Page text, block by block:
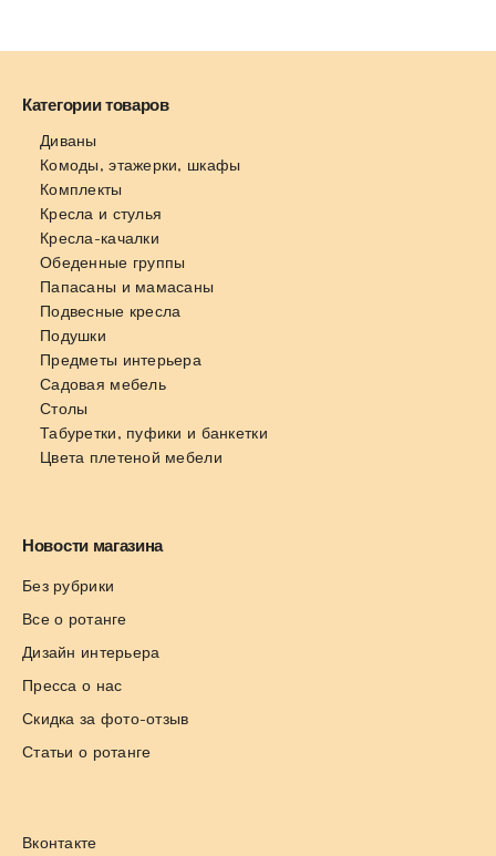
Категории товаров
Диваны
Комоды, этажерки, шкафы
Комплекты
Кресла и стулья
Кресла-качалки
Обеденные группы
Папасаны и мамасаны
Подвесные кресла
Подушки
Предметы интерьера
Садовая мебель
Столы
Табуретки, пуфики и банкетки
Цвета плетеной мебели
Новости магазина
Без рубрики
Все о ротанге
Дизайн интерьера
Пресса о нас
Скидка за фото-отзыв
Статьи о ротанге
Вконтакте